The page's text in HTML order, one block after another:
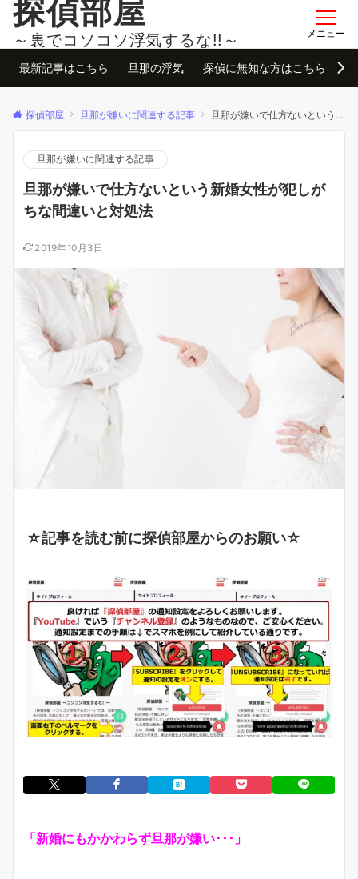
探偵部屋
～裏でコソコソ浮気するな!!～ メニュー
最新記事はこちら 旦那の浮気 探偵に無知な方はこちら
探偵部屋 旦那が嫌いに関連する記事 旦那が嫌いで仕方ないという新婚女性が犯しがちな間違いと対処法
旦那が嫌いに関連する記事
旦那が嫌いで仕方ないという新婚女性が犯しが
ちな間違いと対処法
2019年10月3日
☆記事を読む前に探偵部屋からのお願い☆
「新婚にもかかわらず旦那が嫌い･･･」